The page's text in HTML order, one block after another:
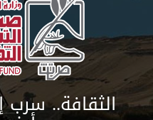
الثقافة..